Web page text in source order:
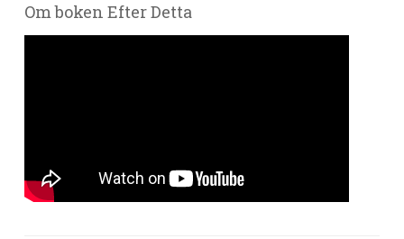
Om boken Efter Detta